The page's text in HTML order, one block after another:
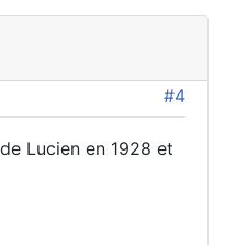
#4
Lucien en 1928 et